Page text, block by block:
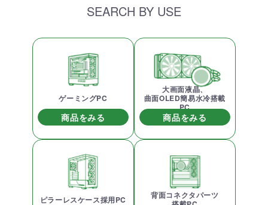
SEARCH BY USE
ゲーミングPC
商品をみる
大画面液晶、
曲面OLED簡易水冷搭載
PC
商品をみる
ピラーレスケース採用PC
背面コネクタパーツ